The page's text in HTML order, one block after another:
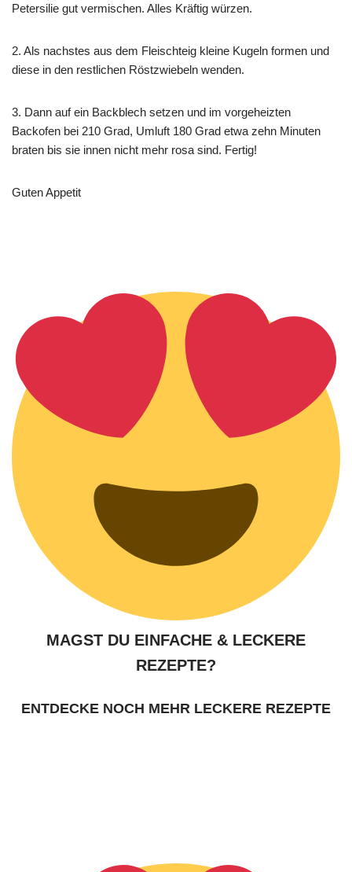
Petersilie gut vermischen. Alles Kräftig würzen.
2. Als nachstes aus dem Fleischteig kleine Kugeln formen und
diese in den restlichen Röstzwiebeln wenden.
3. Dann auf ein Backblech setzen und im vorgeheizten
Backofen bei 210 Grad, Umluft 180 Grad etwa zehn Minuten
braten bis sie innen nicht mehr rosa sind. Fertig!
Guten Appetit
MAGST DU EINFACHE & LECKERE
REZEPTE?
ENTDECKE NOCH MEHR LECKERE REZEPTE